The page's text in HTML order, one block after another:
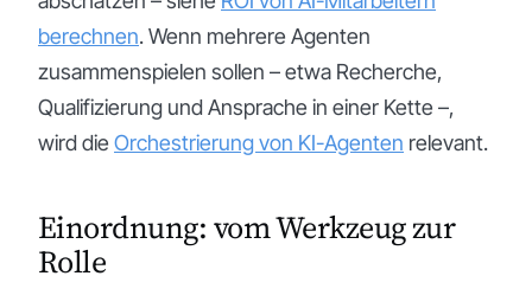
berechnen. Wenn mehrere Agenten
zusammenspielen sollen – etwa Recherche,
Qualifizierung und Ansprache in einer Kette –,
wird die Orchestrierung von KI-Agenten relevant.
Einordnung: vom Werkzeug zur
Rolle